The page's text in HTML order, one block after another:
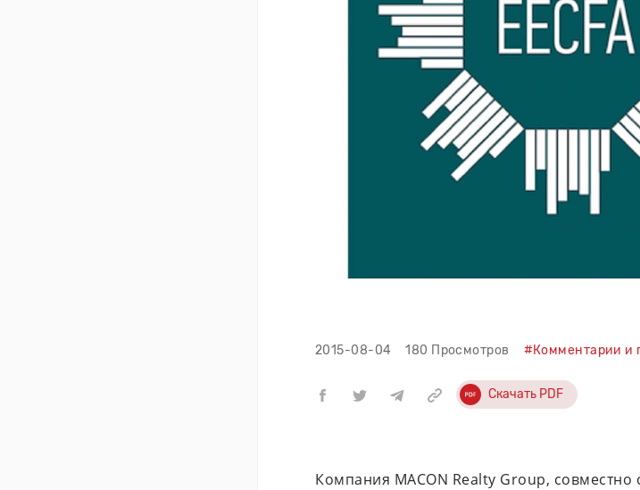
2015-08-04 180 Просмотров #Комментарии и
Скачать PDF
Компания MACON Realty Group, совместно